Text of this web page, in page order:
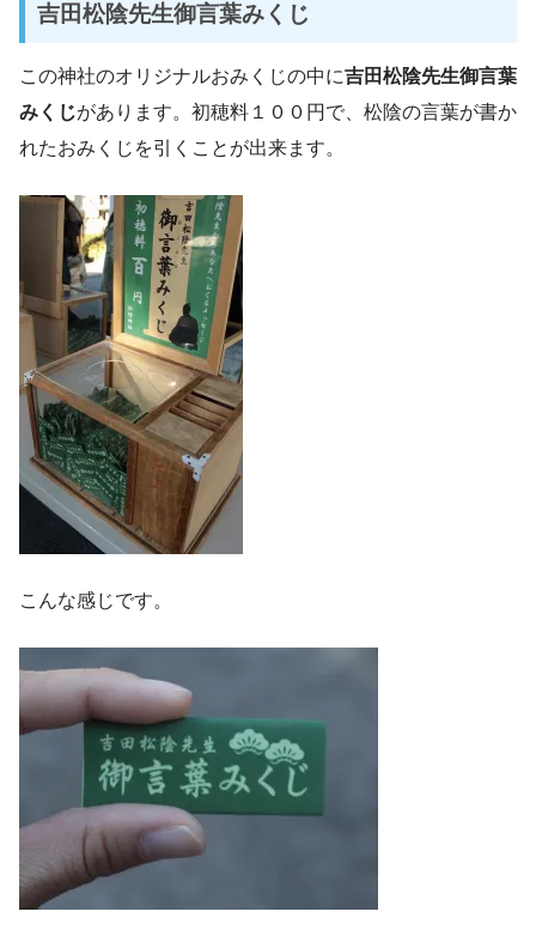
吉田松陰先生御言葉みくじ
この神社のオリジナルおみくじの中に吉田松陰先生御言葉
みくじがあります。初穂料１００円で、松陰の言葉が書か
れたおみくじを引くことが出来ます。
こんな感じです。